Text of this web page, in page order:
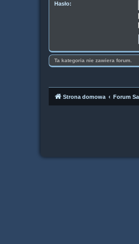
Hasło:
Ta kategoria nie zawiera forum.
Strona domowa Forum